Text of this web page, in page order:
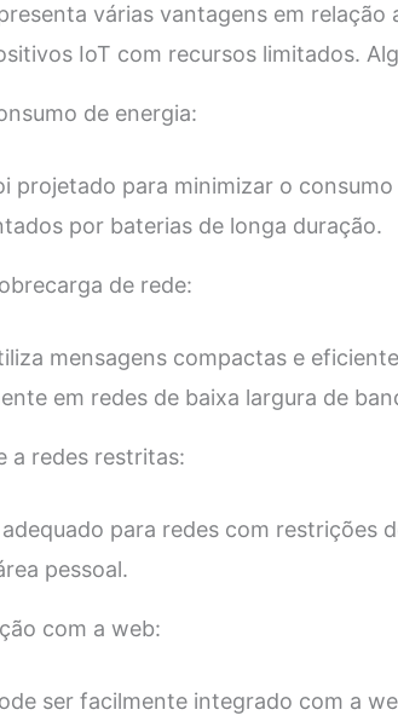
várias vantagens em
IoT com recursos limitados.
de energia:
projetado para minimizar o
por baterias de longa duração.
de rede:
mensagens compactas e
em redes de baixa largura de
a redes restritas:
adequado para redes com restrições
pessoal.
com a web:
ser facilmente integrado com a